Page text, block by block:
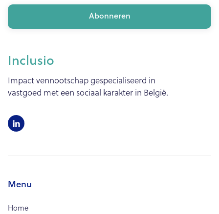
Inclusio
Impact vennootschap gespecialiseerd in
vastgoed met een sociaal karakter in België.

Menu
Home